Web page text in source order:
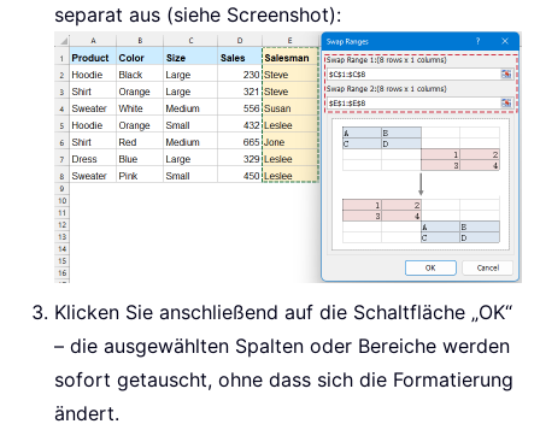
separat aus (siehe Screenshot):
Klicken Sie anschließend auf die Schaltfläche „OK“
– die ausgewählten Spalten oder Bereiche werden
sofort getauscht, ohne dass sich die Formatierung
ändert.